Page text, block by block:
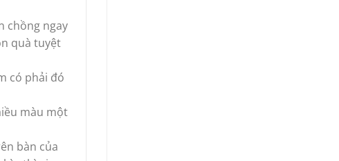
chồng ngay
quà tuyệt
có phải đó
màu một
bàn của